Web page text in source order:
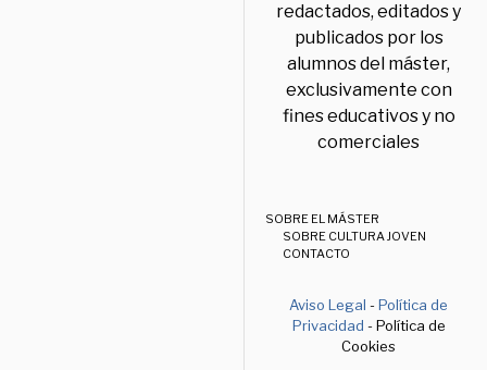
redactados, editados y
publicados por los
alumnos del máster,
exclusivamente con
fines educativos y no
comerciales
SOBRE EL MÁSTER
SOBRE CULTURA JOVEN
CONTACTO
Aviso Legal -Política de
Privacidad - Política de
Cookies